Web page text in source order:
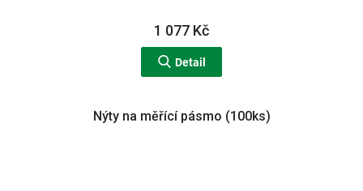
1 077 Kč
Detail
Nýty na měřící pásmo (100ks)